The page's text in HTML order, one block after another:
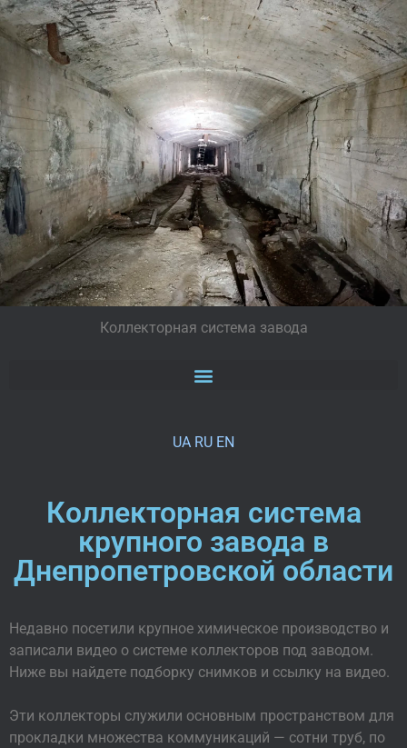
Коллекторная система завода
UA RU EN
Коллекторная система
крупного завода в
Днепропетровской области
Недавно посетили крупное химическое производство и
записали видео о системе коллекторов под заводом.
Ниже вы найдете подборку снимков и ссылку на видео.
Эти коллекторы служили основным пространством для
прокладки множества коммуникаций — сотни труб, по